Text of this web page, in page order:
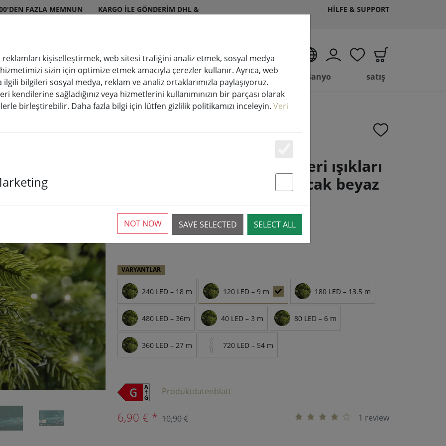
FAZLA MEMNUN
KARGO ILE GÖNDERIM DHL &
HILFE & SUPPORT
iç ve dış mekan
Mutfak & Yemek Yaşam Banyo satış
Kaemingk Lumineo LED peri ışıkları
Dimmerli Basic 120 LED sıcak beyaz
dış mekan 9 m siyah
›
10'dan fazla mevcut
VARYANTLAR
240 LED – 18 m 120 LED – 9 m 180 LED – 13.5 m
480 LED – 36m 40 LED – 3 m 80 LED – 6 m
360 LED – 27 m 720 LED – 54 m
Produktdatenblatt
1 review
6,90 € * 10,90 €
kişiselleştirmek, web sitesi trafiğini analiz etmek, sosyal medya
sizin için optimize etmek amacıyla çerezler kullanır. Ayrıca, web
ilgili bilgileri sosyal medya, reklam ve analiz ortaklarımızla paylaşıyoruz.
kendilerine sağladığınız veya hizmetlerini kullanımınızın bir parçası olarak
birleştirebilir. Daha fazla bilgi için lütfen gizlilik politikamızı inceleyin. Veri
Essenziell
Statstik & Marketing
SAVE SELECTED SELECT ALL
NOT NOW